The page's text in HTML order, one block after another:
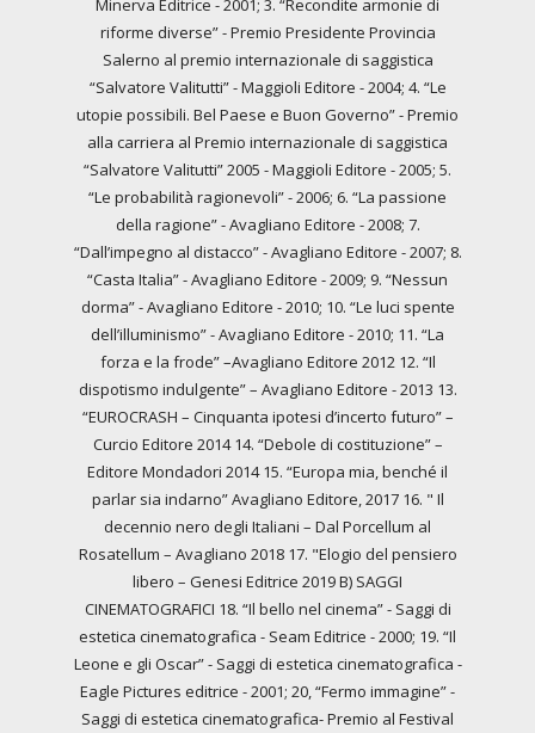
Minerva Editrice - 2001; 3. “Recondite armonie di
riforme diverse” - Premio Presidente Provincia
Salerno al premio internazionale di saggistica
“Salvatore Valitutti” - Maggioli Editore - 2004; 4. “Le
utopie possibili. Bel Paese e Buon Governo” - Premio
alla carriera al Premio internazionale di saggistica
“Salvatore Valitutti” 2005 - Maggioli Editore - 2005; 5.
“Le probabilità ragionevoli” - 2006; 6. “La passione
della ragione” - Avagliano Editore - 2008; 7.
“Dall’impegno al distacco” - Avagliano Editore - 2007; 8.
“Casta Italia” - Avagliano Editore - 2009; 9. “Nessun
dorma” - Avagliano Editore - 2010; 10. “Le luci spente
dell’illuminismo” - Avagliano Editore - 2010; 11. “La
forza e la frode” –Avagliano Editore 2012 12. “Il
dispotismo indulgente” – Avagliano Editore - 2013 13.
“EUROCRASH – Cinquanta ipotesi d’incerto futuro” –
Curcio Editore 2014 14. “Debole di costituzione” –
Editore Mondadori 2014 15. “Europa mia, benché il
parlar sia indarno” Avagliano Editore, 2017 16. " Il
decennio nero degli Italiani – Dal Porcellum al
Rosatellum – Avagliano 2018 17. "Elogio del pensiero
libero – Genesi Editrice 2019 B) SAGGI
CINEMATOGRAFICI 18. “Il bello nel cinema” - Saggi di
estetica cinematografica - Seam Editrice - 2000; 19. “Il
Leone e gli Oscar” - Saggi di estetica cinematografica -
Eagle Pictures editrice - 2001; 20, “Fermo immagine” -
Saggi di estetica cinematografica- Premio al Festival